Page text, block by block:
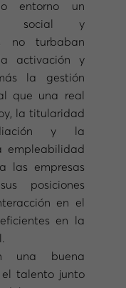
entorno un
social y
no turbaban
activación y
la gestión
que una real
la titularidad
y la
empleabilidad
las empresas
posiciones
en el
en la
una buena
talento junto